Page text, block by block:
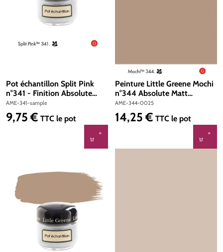
Pot échantillon Split Pink
n°341 - Finition Absolute
Matt Emulsion
AME-341-sample
Prix régulier :
9,75 € TTC le pot
Peinture Little Greene Mochi
n°344 Absolute Matt
Emulsion 250 ml
AME-344-0025
Prix régulier :
14,25 € TTC le pot